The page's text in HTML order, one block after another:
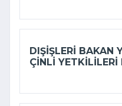
DIŞIŞLERI BAKAN
ÇINLI